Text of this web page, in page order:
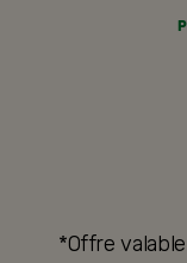
*Offre